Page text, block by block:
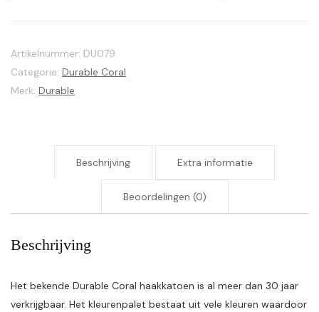
Artikelnummer: DU079
Categorie: Durable Coral
Merk: Durable
Beschrijving Extra informatie
Beoordelingen (0)
Beschrijving
Het bekende Durable Coral haakkatoen is al meer dan 30 jaar
verkrijgbaar. Het kleurenpalet bestaat uit vele kleuren waardoor